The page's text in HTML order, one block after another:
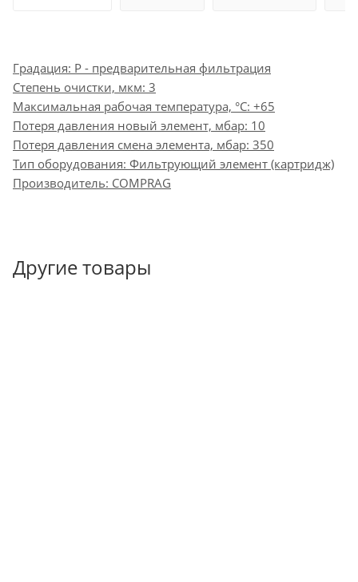
Градация: P - предварительная фильтрация
Степень очистки, мкм: 3
Максимальная рабочая температура, °С: +65
Потеря давления новый элемент, мбар: 10
Потеря давления смена элемента, мбар: 350
Тип оборудования: Фильтрующий элемент (картридж)
Производитель: COMPRAG
Другие товары